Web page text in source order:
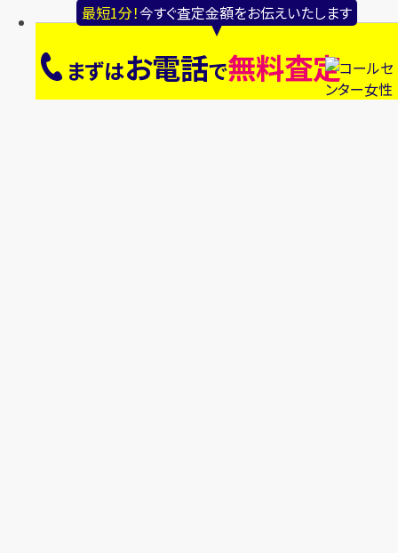
最短1分！今すぐ査定金額をお伝えいたします
まずはお電話で無料査定